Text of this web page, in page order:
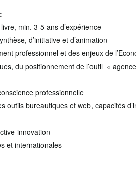
min. 3-5 ans d’expérience
d’initiative et d’animation
professionnel et des enjeux de
du positionnement de l’outil «
professionnelle
outils bureautiques et web, capacités
innovation
et internationales